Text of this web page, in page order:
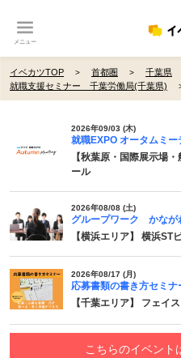
メニュー
イベカツTOP 首都圏
千葉県
就職支援セミナー 千葉労働局(千葉県)
2026年09/03 (木)
就職EXPO オータムミ
【秋葉原・国際展示場
ール
2026年08/08 (土)
グループワーク かなが
【横浜エリア】 横浜ST
2026年08/17 (月)
応募書類の書き方セミ
【千葉エリア】 フェイ
こちらのイベント